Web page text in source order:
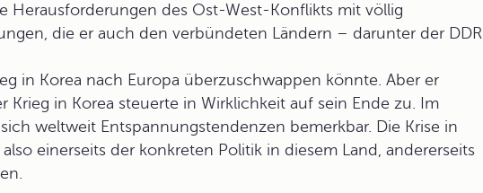
Herausforderungen des Ost-West-Konflikts mit völlig
die er auch den verbündeten Ländern – darunter der DDR
in Korea nach Europa überzuschwappen könnte. Aber er
Krieg in Korea steuerte in Wirklichkeit auf sein Ende zu. Im
weltweit Entspannungstendenzen bemerkbar. Die Krise in
einerseits der konkreten Politik in diesem Land, andererseits